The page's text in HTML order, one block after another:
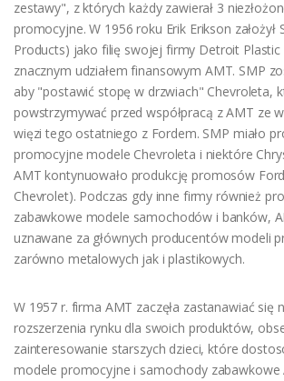
zestawy", z których każdy zawierał 3
promocyjne. W 1956 roku Erik Erikson założył
Products) jako filię swojej firmy Detroit Plastic
znacznym udziałem finansowym AMT. SMP
aby "postawić stopę w drzwiach" Chevroleta,
powstrzymywać przed współpracą z AMT ze
więzi tego ostatniego z Fordem. SMP miało
promocyjne modele Chevroleta i niektóre
AMT kontynuowało produkcję promosów
Chevrolet). Podczas gdy inne firmy również
zabawkowe modele samochodów i banków,
uznawane za głównych producentów modeli
zarówno metalowych jak i plastikowych.
W 1957 r. firma AMT zaczęła zastanawiać się
rozszerzenia rynku dla swoich produktów,
zainteresowanie starszych dzieci, które
modele promocyjne i samochody zabawkowe